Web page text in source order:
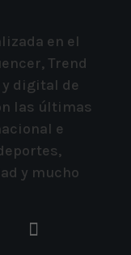
en el
Trend
digital de
las últimas
e
y mucho